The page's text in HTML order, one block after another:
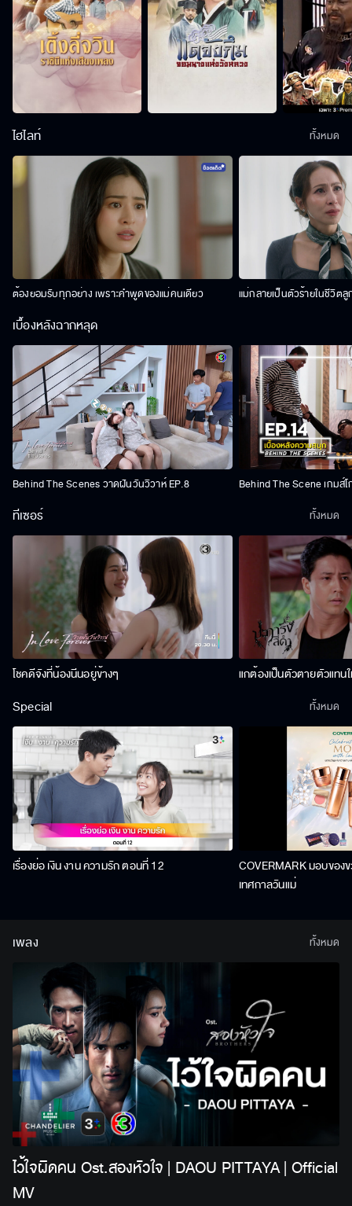
ไฮไลท์
ต้องยอมรับทุกอย่าง เพราะคำพูดของแม่คนเดียว แม่กลายเป็นตัวร้ายในชีวิตลู
ทั้งหมด
เบื้องหลังฉากหลุด
Behind The Scenes วาดฝันวันวิวาห์ EP.8 Behind The Scene เกมส์
ทีเซอร์
โชคดีจังที่น้องนีนอยู่ข้างๆ แกต้องเป็นตัวตายตัวแทน
ทั้งหมด
Special
เรื่องย่อ เงิน งาน ความรัก ตอนที่ 12
COVERMARK มอบขอ
เทศกาลวันแม่
ทั้งหมด
เพลง
ไว้ใจผิดคน Ost.สองหัวใจ | DAOU PITTAYA | Official
MV
ทั้งหมด